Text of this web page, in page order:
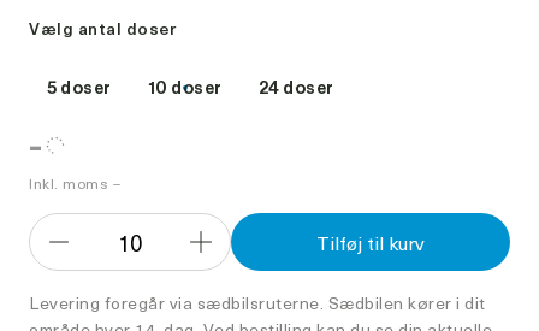
Vælg antal doser
5 doser 10 doser 24 doser
-
Inkl. moms –
Formindsk
10
Forøg
Tilføj til kurv
Levering foregår via sædbilsruterne. Sædbilen kører i dit